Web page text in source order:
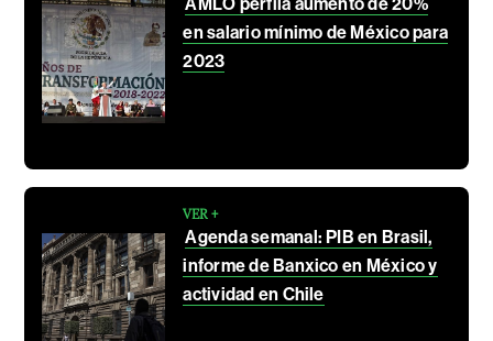
en salario mínimo de México para
2023
VER +
Agenda semanal: PIB en Brasil,
informe de Banxico en México y
actividad en Chile